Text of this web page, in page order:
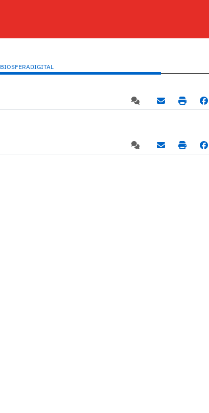
BIOSFERADIGITAL